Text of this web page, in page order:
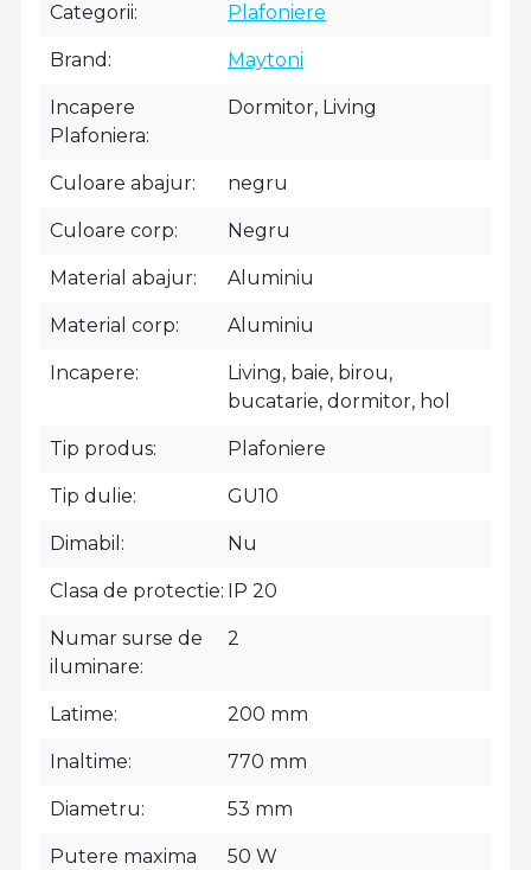
Categorii Plafoniere
Brand Maytoni
Incapere
Plafoniera
Dormitor, Living
Culoare abajur negru
Culoare corp Negru
Material abajur Aluminiu
Material corp Aluminiu
Incapere
Living, baie, birou,
bucatarie, dormitor, hol
Tip produs Plafoniere
Tip dulie GU10
Dimabil Nu
Clasa de protectie IP 20
Numar surse de
iluminare
2
Latime 200 mm
Inaltime 770 mm
Diametru 53 mm
Putere maxima
50 W